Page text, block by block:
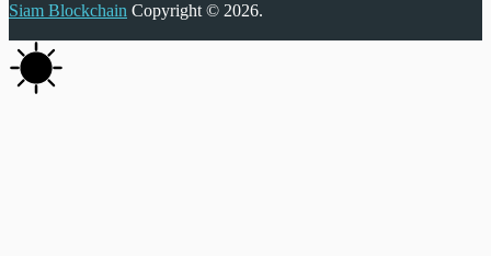
Siam Blockchain Copyright © 2026.